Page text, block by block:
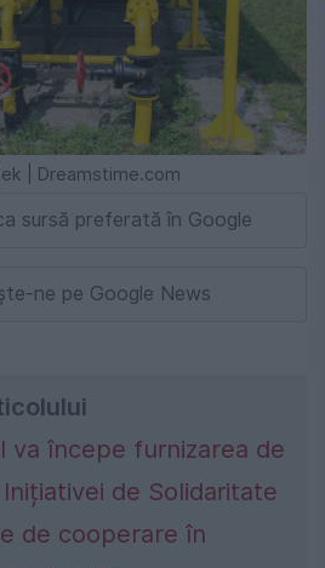
| Dreamstime.com
sursă preferată în Google
ne pe Google News
va începe furnizarea de
de Solidaritate
de cooperare în